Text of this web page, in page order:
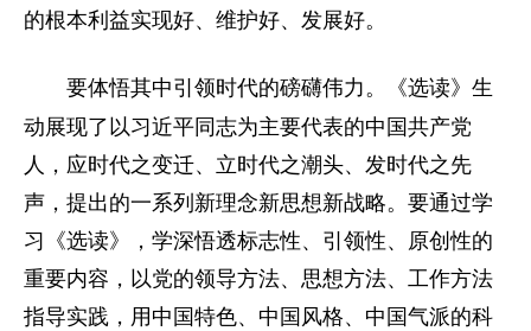
的根本利益实现好、维护好、发展好。
要体悟其中引领时代的磅礴伟力。
《选读》生
动展现了以习近平同志为主要代表的中国共产党
人，应时代之变迁、立时代之潮头、发时代之先
声，提出的一系列新理念新思想新战略。要通过学
习《选读》，学深悟透标志性、引领性、原创性的
重要内容，以党的领导方法、思想方法、工作方法
指导实践，用中国特色、中国风格、中国气派的科